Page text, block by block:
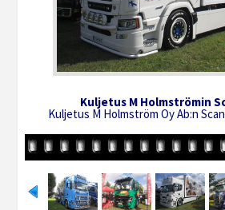
Kuljetus M Holmströmin
Kuljetus M Holmström Oy Ab:n